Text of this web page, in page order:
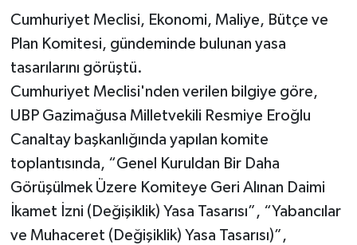
Cumhuriyet Meclisi, Ekonomi, Maliye, Bütçe ve
Plan Komitesi, gündeminde bulunan yasa
tasarılarını görüştü.
Cumhuriyet Meclisi'nden verilen bilgiye göre,
UBP Gazimağusa Milletvekili Resmiye Eroğlu
Canaltay başkanlığında yapılan komite
toplantısında, “Genel Kuruldan Bir Daha
Görüşülmek Üzere Komiteye Geri Alınan Daimi
İkamet İzni (Değişiklik) Yasa Tasarısı”, “Yabancılar
ve Muhaceret (Değişiklik) Yasa Tasarısı)”,